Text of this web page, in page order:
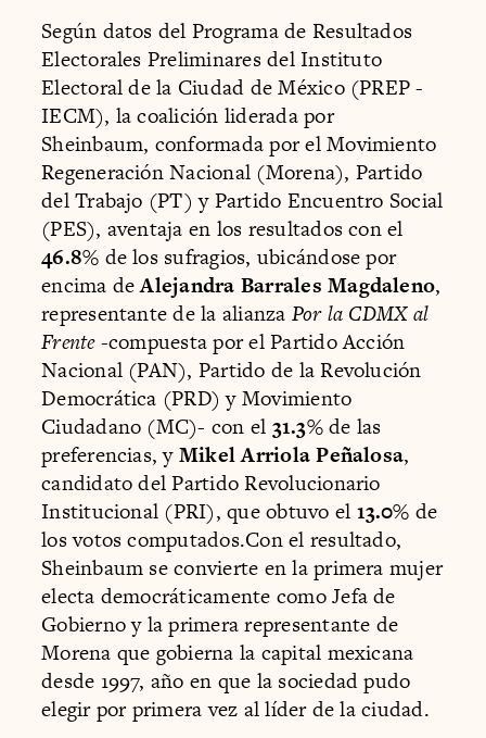
Según datos del Programa de Resultados
Electorales Preliminares del Instituto
Electoral de la Ciudad de México (PREP -
IECM), la coalición liderada por
Sheinbaum, conformada por el Movimiento
Regeneración Nacional (Morena), Partido
del Trabajo (PT) y Partido Encuentro Social
(PES), aventaja en los resultados con el
46.8% de los sufragios, ubicándose por
encima deAlejandra Barrales Magdaleno,
representante de la alianza Por la CDMX al
Frente-compuesta por el Partido Acción
Nacional (PAN), Partido de la Revolución
Democrática (PRD) y Movimiento
Ciudadano (MC)- con el 31.3%de las
preferencias, yMikel Arriola Peñalosa,
candidato del Partido Revolucionario
Institucional (PRI), que obtuvo el 13.0% de
los votos computados.Con el resultado,
Sheinbaum se convierte en la primera mujer
electa democráticamente como Jefa de
Gobierno y la primera representante de
Morena que gobierna la capital mexicana
desde 1997, año en que la sociedad pudo
elegir por primera vez al líder de la ciudad.